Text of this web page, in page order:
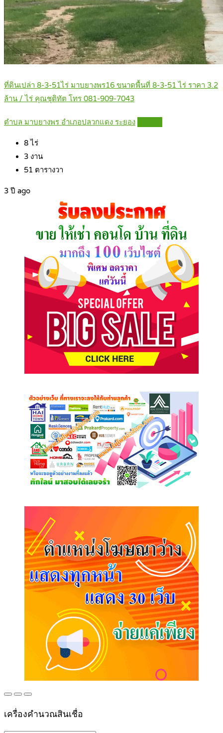
ที่ดินเปล่า 8-3-51ไร่ มาบยางพร16 ขนาดพื้นที่ 8-3-51 ไร่ ราคา 3.2
ล้าน / ไร่ คุณชุติทัต โทร 081-909-7043
ตำบล มาบยางพร อำเภอปลวกแดง ระยอง
8ไร่
3 งาน
51 ตารางวา
3 ปี ago
เครื่องคำนวณสินเชื่อ